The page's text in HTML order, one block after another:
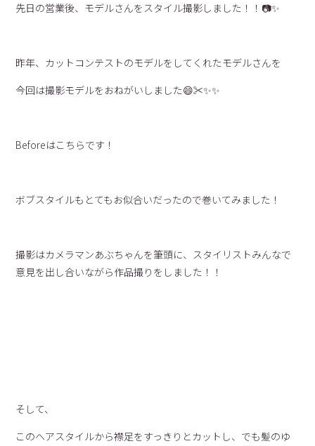
先日の営業後、モデルさんをスタイル撮影しました！！📷✨
昨年、カットコンテストのモデルをしてくれたモデルさんを
今回は撮影モデルをおねがいしました😄✂︎✨✨
Beforeはこちらです！
ボブスタイルもとてもお似合いだったので巻いてみました！
撮影はカメラマンあぶちゃんを筆頭に、スタイリストみんなで
意見を出し合いながら作品撮りをしました！！
そして、
このヘアスタイルから襟足をすっきりとカットし、でも髪のゆ